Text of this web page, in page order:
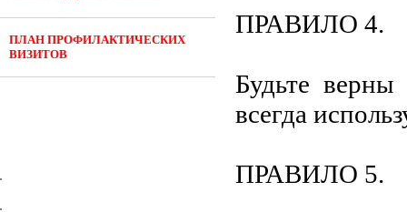
ПЛАН ПРОФИЛАКТИЧЕСКИХ
ВИЗИТОВ
ПРАВИЛО 4.
Будьте
всегда
ПРАВИЛО 5.